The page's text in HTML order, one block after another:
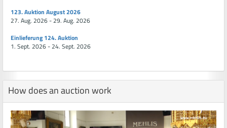
123. Auktion August 2026
27. Aug. 2026 - 29. Aug. 2026
Einlieferung 124. Auktion
1. Sept. 2026 - 24. Sept. 2026
How does an auction work